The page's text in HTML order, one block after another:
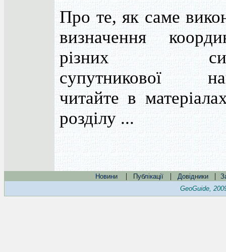
Про те, як саме
визначення
різних
супутникової
читайте в
розділу ...
Новини | Публікації | Довідники |
GeoGuide,